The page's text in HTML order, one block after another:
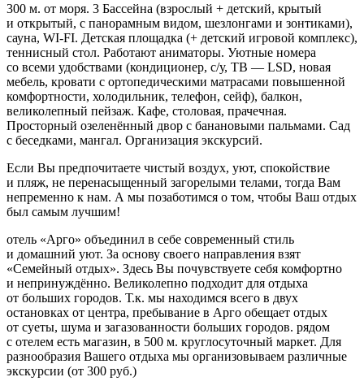
300 м. от моря. 3 Бассейна (взрослый + детский, крытый
и открытый, с панорамным видом, шезлонгами и зонтиками),
сауна, WI-FI. Детская площадка (+ детский игровой комплекс),
теннисный стол. Работают аниматоры. Уютные номера
со всеми удобствами (кондиционер, с/у, ТВ — LSD, новая
мебель, кровати с ортопедическими матрасами повышенной
комфортности, холодильник, телефон, сейф), балкон,
великолепный пейзаж. Кафе, столовая, прачечная.
Просторный озеленённый двор с банановыми пальмами. Сад
с беседками, мангал. Организация экскурсий.
Если Вы предпочитаете чистый воздух, уют, спокойствие
и пляж, не перенасыщенный загорелыми телами, тогда Вам
непременно к нам. А мы позаботимся о том, чтобы Ваш отдых
был самым лучшим!
отель «Арго» объединил в себе современный стиль
и домашний уют. За основу своего направления взят
«Семейный отдых». Здесь Вы почувствуете себя комфортно
и непринуждённо. Великолепно подходит для отдыха
от больших городов. Т.к. мы находимся всего в двух
остановках от центра, пребывание в Арго обещает отдых
от суеты, шума и загазованности больших городов. рядом
с отелем есть магазин, в 500 м. круглосуточный маркет. Для
разнообразия Вашего отдыха мы организовываем различные
экскурсии (от 300 руб.)